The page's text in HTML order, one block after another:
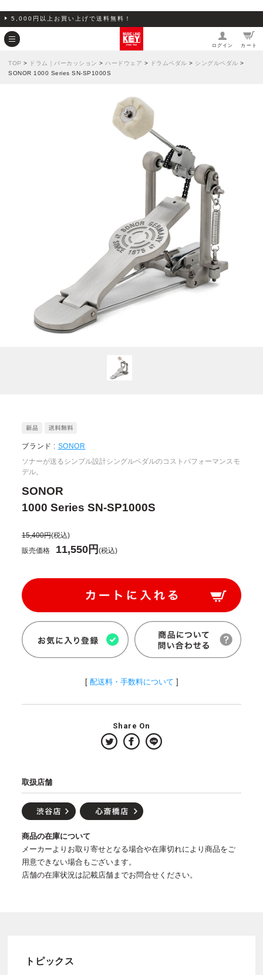
5,000円以上お買い上げで送料無料！
ログイン カート
TOP > ドラム｜パーカッション > ハードウェア > ドラムペダル > シングルペダル >
SONOR 1000 Series SN-SP1000S
ブランド : SONOR
ソナーが送るシンプル設計シングルペダルのコストパフォーマンスモ
デル。
SONOR
1000 Series SN-SP1000S
15,400円(税込)
販売価格
11,550円(税込)
[ 配送料・手数料について ]
Share On
取扱店舗
商品の在庫について
メーカーよりお取り寄せとなる場合や在庫切れにより商品をご
用意できない場合もございます。
店舗の在庫状況は記載店舗までお問合せください。
トピックス